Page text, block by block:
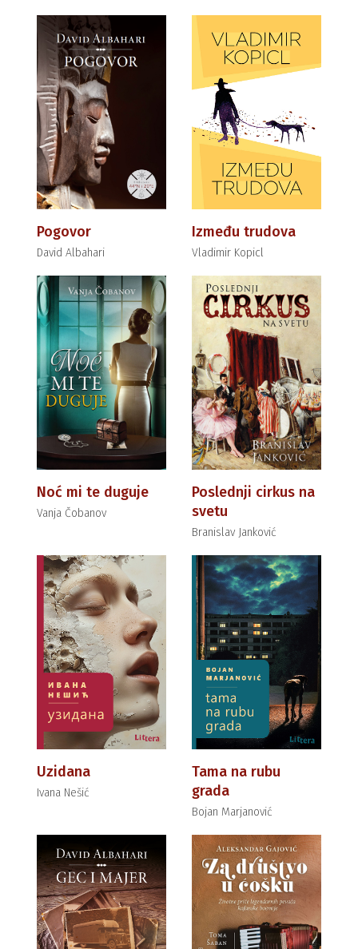
Pogovor
David Albahari
Između trudova
Vladimir Kopicl
Noć mi te duguje
Vanja Čobanov
Poslednji cirkus na
svetu
Branislav Janković
Uzidana
Ivana Nešić
Tama na rubu
grada
Bojan Marjanović